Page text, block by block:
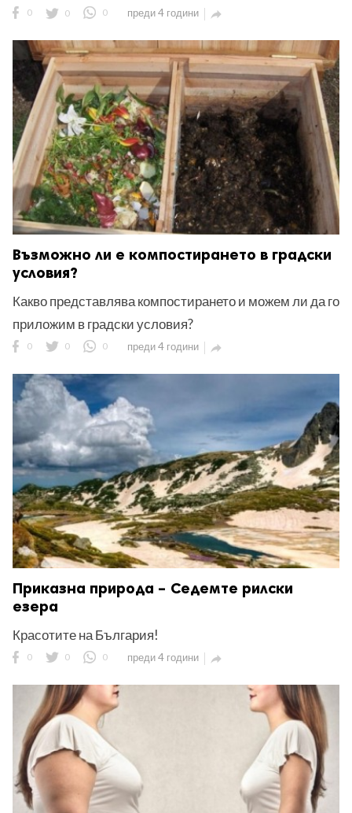
0 0 0 преди 4 години 
Възможно ли е компостирането в градски
условия?
Какво представлява компостирането и можем ли да го
приложим в градски условия?
0 0 0 преди 4 години 
Приказна природа – Седемте рилски
езера
Красотите на България!
0 0 0 преди 4 години 